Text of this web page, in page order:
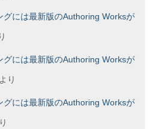
グには最新版のAuthoring Worksが
グには最新版のAuthoring Worksが
より
グには最新版のAuthoring Worksが